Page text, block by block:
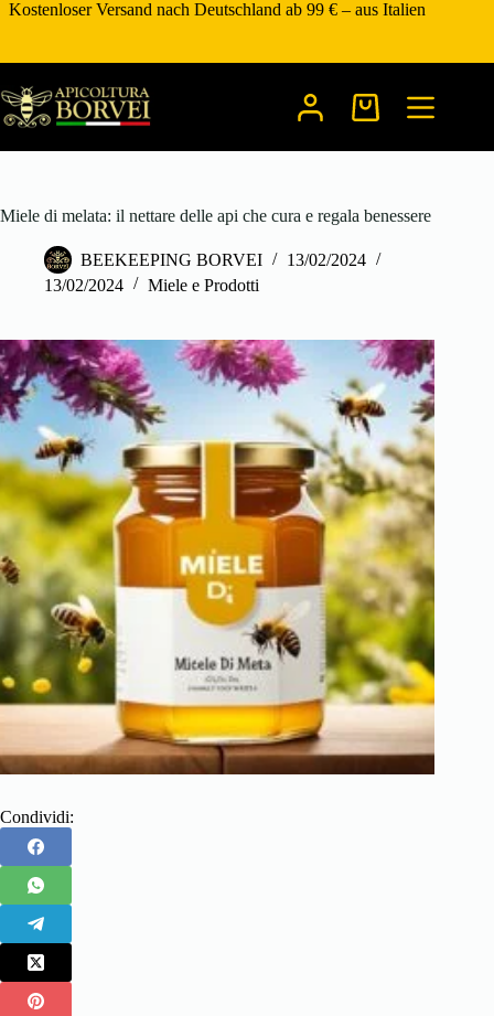
Zum
Kostenloser Versand nach Deutschland ab 99 € – aus Italien
Warenkorb
Miele di melata: il nettare delle api che cura e regala benessere
BEEKEEPING BORVEI
13/02/2024
13/02/2024
Miele e Prodotti
Condividi: